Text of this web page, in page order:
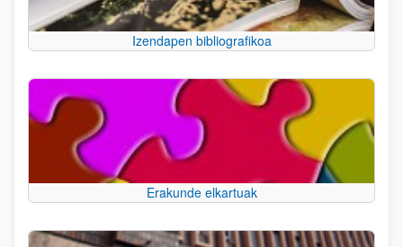
Izendapen bibliografikoa
Erakunde elkartuak